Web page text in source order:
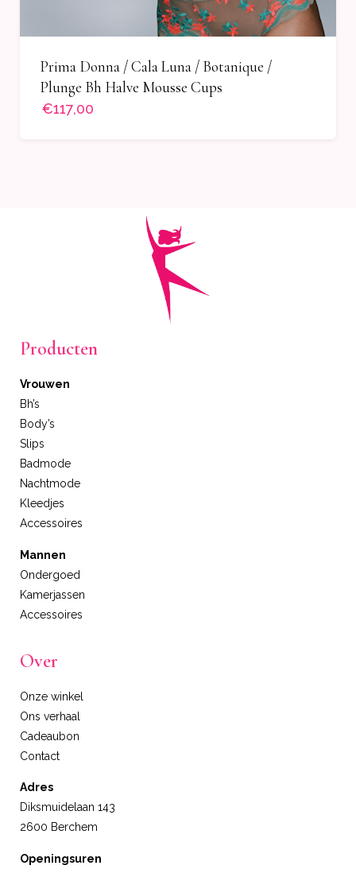
Prima Donna / Cala Luna / Botanique /
Plunge Bh Halve Mousse Cups
€117,00
Producten
Vrouwen
Bh’s
Body’s
Slips
Badmode
Nachtmode
Kleedjes
Accessoires
Mannen
Ondergoed
Kamerjassen
Accessoires
Over
Onze winkel
Ons verhaal
Cadeaubon
Contact
Adres
Diksmuidelaan 143
2600 Berchem
Openingsuren